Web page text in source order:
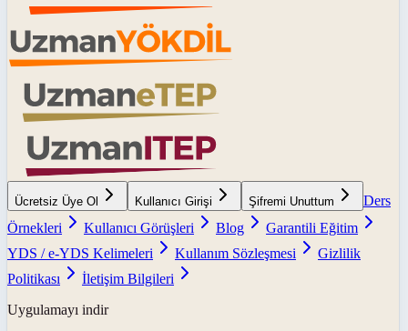
Ücretsiz Üye Ol Kullanıcı Girişi Şifremi Unuttum
Ders
Örnekleri
Kullanıcı Görüşleri Blog
Garantili Eğitim
YDS / e-YDS Kelimeleri
Kullanım Sözleşmesi
Gizlilik
Politikası
İletişim Bilgileri
Uygulamayı indir